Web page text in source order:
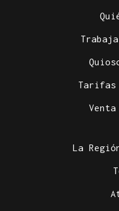
Tarifas
Venta
La